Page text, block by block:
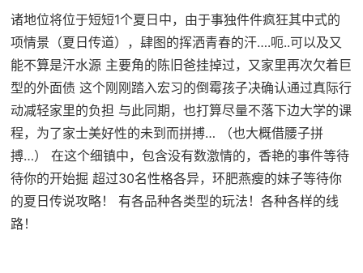
诸地位将位于短短1个夏日中，由于事独件件疯狂其中式的
项情景（夏日传道），肆图的挥洒青春的汗….呃..可以及又
能不算是汗水源 主要角的陈旧爸挂掉过，又家里再次欠着巨
型的外面债 这个刚刚踏入宏习的倒霉孩子决确认通过真际行
动减轻家里的负担 与此同期，也打算尽量不落下边大学的课
程，为了家士美好性的未到而拼搏… （也大概借腰子拼
搏…） 在这个细镇中，包含没有数激情的，香艳的事件等待
待你的开始掘 超过30名性格各异，环肥燕瘦的妹子等待你
的夏日传说攻略！ 有各品种各类型的玩法！各种各样的线
路！